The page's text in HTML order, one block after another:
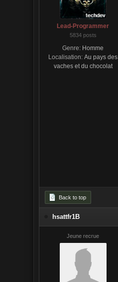
Lead-Programmer
5834 posts
Genre: Homme
Localisation: Au pays des
vaches et du chocolat
Back to top
hsattfr1B
Jeune recrue